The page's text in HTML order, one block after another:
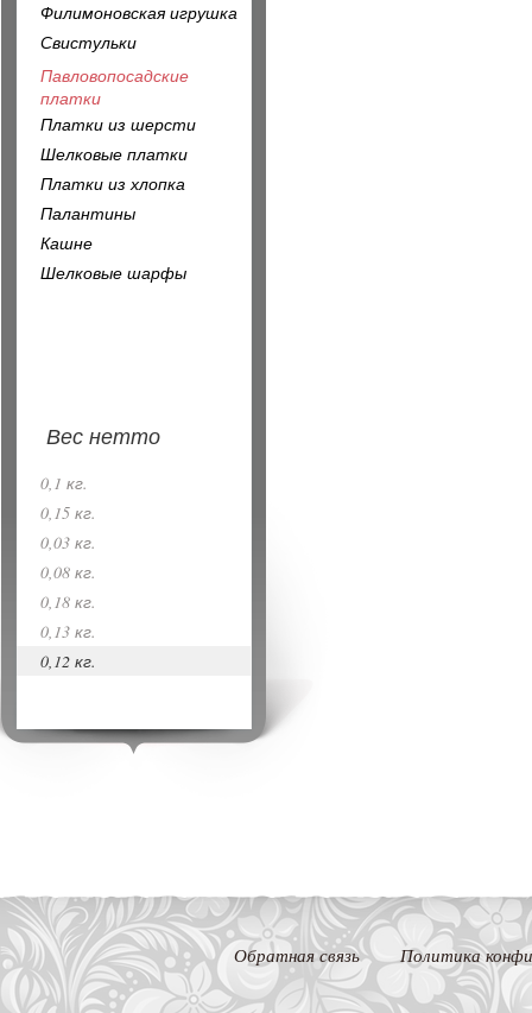
Филимоновская игрушка
Свистульки
Павловопосадские
платки
Платки из шерсти
Шелковые платки
Платки из хлопка
Палантины
Кашне
Шелковые шарфы
Вес нетто
0,1 кг.
0,15 кг.
0,03 кг.
0,08 кг.
0,18 кг.
0,13 кг.
0,12 кг.
Обратная связь Политика